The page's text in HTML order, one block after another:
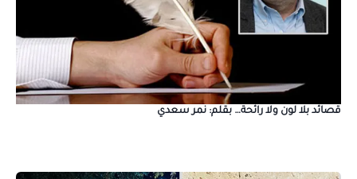
قصائد بلا لون ولا رائحة… بقلم: نمر سعدي